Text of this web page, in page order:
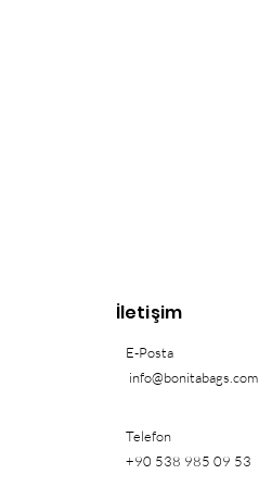
İletişim
E-Posta
info@bonitabags.com
Telefon
+90 538 985 09 53